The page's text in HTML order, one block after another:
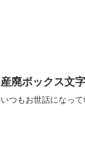
産廃ボックス文
いつもお世話になっ